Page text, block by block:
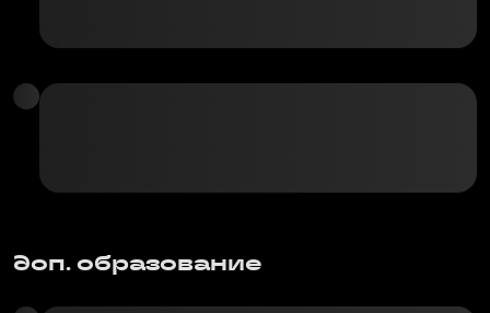
доп. образование